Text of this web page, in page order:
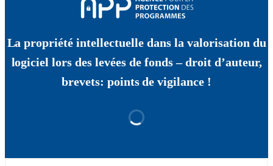
La propriété intellectuelle dans la valorisation du
logiciel lors des levées de fonds – droit d’auteur,
brevets: points de vigilance !